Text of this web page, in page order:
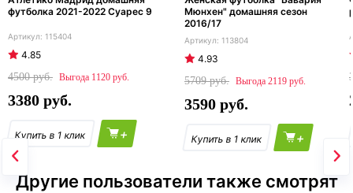
футболка 2021-2022 Суарес 9
115404
4.85
4500
1120
3380
+
Мюнхен" домашняя сезон
2016/17
113804
4.93
5709
2119
3590
+
Другие пользователи также смотрят